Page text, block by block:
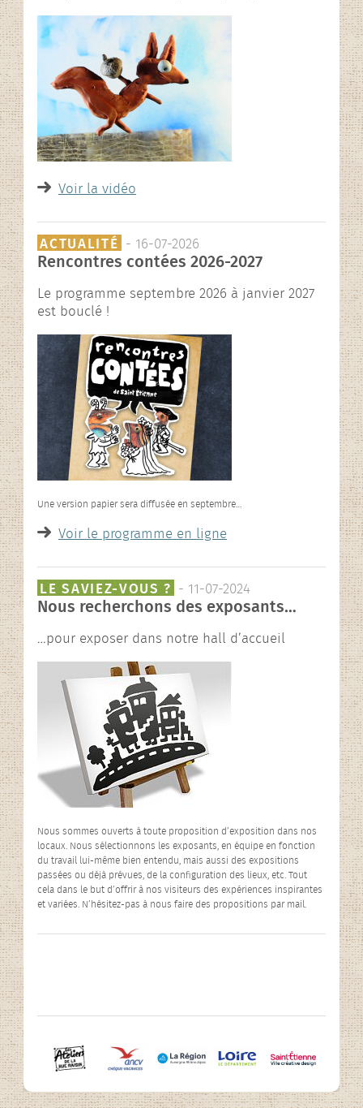
Voir la vidéo
ACTUALITÉ - 16-07-2026
Rencontres contées 2026-2027
Le programme septembre 2026 à janvier 2027
est bouclé !
Une version papier sera diffusée en septembre…
Voir le programme en ligne
LE SAVIEZ-VOUS ? - 11-07-2024
Nous recherchons des exposants…
…pour exposer dans notre hall d’accueil
Nous sommes ouverts à toute proposition d’exposition dans nos
locaux. Nous sélectionnons les exposants, en équipe en fonction
du travail lui-même bien entendu, mais aussi des expositions
passées ou déjà prévues, de la configuration des lieux, etc. Tout
cela dans le but d’offrir à nos visiteurs des expériences inspirantes
et variées. N’hésitez-pas à nous faire des propositions par mail.